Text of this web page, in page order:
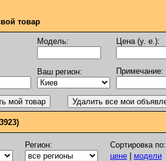
товар
Модель: Цена (у. е.):
Ваш регион: Примечание:
Регион:
Сортировка по:
цене
модели